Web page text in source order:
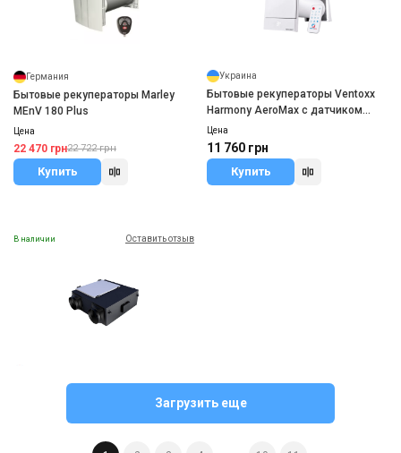
Германия
Бытовые рекуператоры Marley
MEnV 180 Plus
Цена
22 470 грн22 722 грн
Купить
Украина
Бытовые рекуператоры Ventoxx
Harmony AeroMax с датчиком
влажности
Цена
11 760 грн
Купить
В наличии Оставить отзыв
Бытовые рекуператоры MYCOND
Цена по запросу
Загрузить еще